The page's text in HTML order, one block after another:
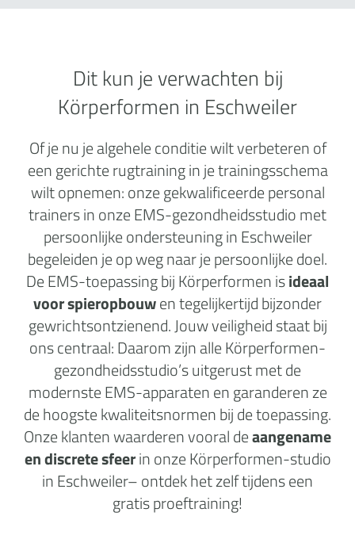
Dit kun je verwachten bij
Körperformen in Eschweiler
Of je nu je algehele conditie wilt verbeteren of
een gerichte rugtraining in je trainingsschema
wilt opnemen: onze gekwalificeerde personal
trainers in onze EMS-gezondheidsstudio met
persoonlijke ondersteuning in Eschweiler
begeleiden je op weg naar je persoonlijke doel.
De EMS-toepassing bij Körperformen isideaal
voor spieropbouwen tegelijkertijd bijzonder
gewrichtsontzienend. Jouw veiligheid staat bij
ons centraal: Daarom zijn alle Körperformen-
gezondheidsstudio’s uitgerust met de
modernste EMS-apparaten en garanderen ze
de hoogste kwaliteitsnormen bij de toepassing.
Onze klanten waarderen vooral deaangename
en discrete sfeerin onze Körperformen-studio
in Eschweiler– ontdek het zelf tijdens een
gratis proeftraining!